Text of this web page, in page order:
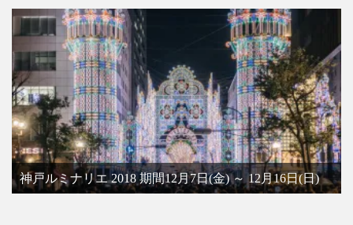
神戸ルミナリエ 2018 期間12月7日(金) ～ 12月16日(日)